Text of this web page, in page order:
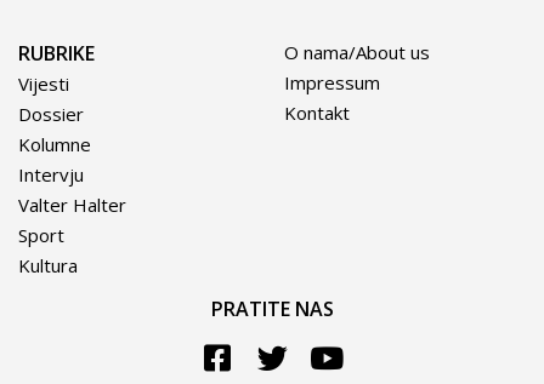
RUBRIKE
Vijesti
Dossier
Kolumne
Intervju
Valter Halter
Sport
Kultura
O nama/About us
Impressum
Kontakt
PRATITE NAS